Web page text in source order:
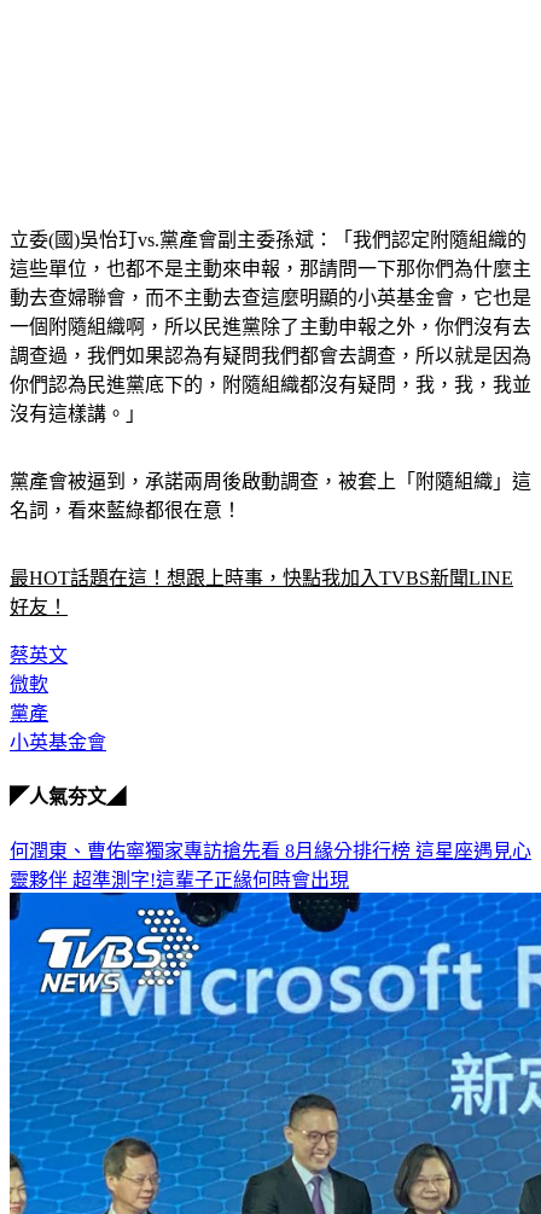
立委(國)吳怡玎vs.黨產會副主委孫斌：「我們認定附隨組織的
這些單位，也都不是主動來申報，那請問一下那你們為什麼主
動去查婦聯會，而不主動去查這麼明顯的小英基金會，它也是
一個附隨組織啊，所以民進黨除了主動申報之外，你們沒有去
調查過，我們如果認為有疑問我們都會去調查，所以就是因為
你們認為民進黨底下的，附隨組織都沒有疑問，我，我，我並
沒有這樣講。」
黨產會被逼到，承諾兩周後啟動調查，被套上「附隨組織」這
名詞，看來藍綠都很在意！
最HOT話題在這！想跟上時事，快點我加入TVBS新聞LINE
好友！
蔡英文
微軟
黨產
小英基金會
◤人氣夯文◢
何潤東、曹佑寧獨家專訪搶先看 8月緣分排行榜 這星座遇見心
靈夥伴 超準測字!這輩子正緣何時會出現